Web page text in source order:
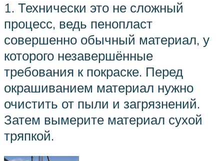
1. Технически это не сложный
процесс, ведь пенопласт
совершенно обычный материал, у
которого незавершённые
требования к покраске. Перед
окрашиванием материал нужно
очистить от пыли и загрязнений.
Затем вымерите материал сухой
тряпкой.